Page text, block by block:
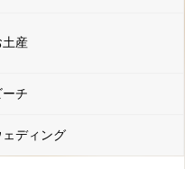
土産
ーチ
ェディング